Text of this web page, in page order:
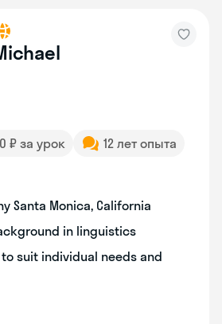
₽ за урок
12 лет опыта
Santa Monica, California
in linguistics
to suit individual needs and